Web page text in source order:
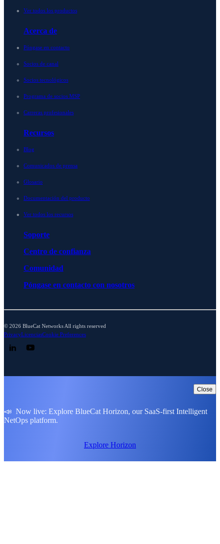
Ver todos los productos
Acerca de
Póngase en contacto
Socios de canal
Socios tecnológicos
Programa de socios MSP
Carreras profesionales
Recursos
Blog
Comunicados de prensa
Glosario
Documentación del producto
Ver todos los recursos
Soporte
Centro de confianza
Comunidad
Póngase en contacto con nosotros
© 2026 BlueCat Networks All rights reserved
PrivacyLicenciasCookie Preferences
Follow us on LinkedIn
Follow us on YouTube
Close
📣 Now live: Explore BlueCat Horizon, our SaaS-first Intelligent
NetOps platform.
Explore Horizon